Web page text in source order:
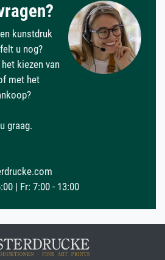
kunstdruk
u nog?
kiezen van
met het
graag.
| Fr: 7:00 - 13:00